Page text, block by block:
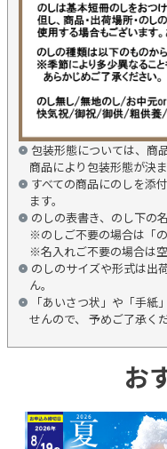
包装形態については、商
商品により包装形態が決ま
すべての商品にのしを添
ます。
のしの表書き、のし下の
※のしご不要の場合は「
※名入れご不要の場合は空
のしのサイズや形式は出
ん。
「あいさつ状」や「手
せんので、 予めご了承くだ
お